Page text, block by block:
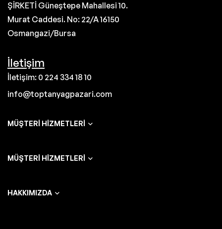
ŞİRKETİ Güneştepe Mahallesi 10.
Murat Caddesi. No: 22/A 16150
Osmangazi/Bursa
İletişim
İletişim: 0 224 334 18 10
info@toptanyagpazari.com
MÜŞTERI HIZMETLERI
MÜŞTERI HIZMETLERI
HAKKIMIZDA